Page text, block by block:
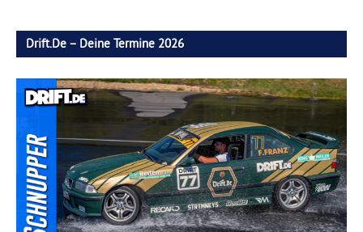
Drift.de – Deine Termine 2026